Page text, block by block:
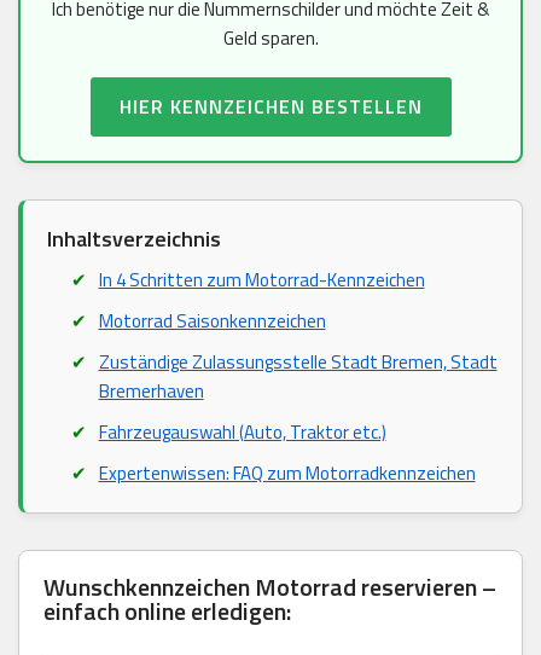
Ich benötige nur die Nummernschilder und möchte Zeit &
Geld sparen.
HIER KENNZEICHEN BESTELLEN
Inhaltsverzeichnis
In 4 Schritten zum Motorrad-Kennzeichen
Motorrad Saisonkennzeichen
Zuständige Zulassungsstelle Stadt Bremen, Stadt
Bremerhaven
Fahrzeugauswahl (Auto, Traktor etc.)
Expertenwissen: FAQ zum Motorradkennzeichen
Wunschkennzeichen Motorrad reservieren –
einfach online erledigen: